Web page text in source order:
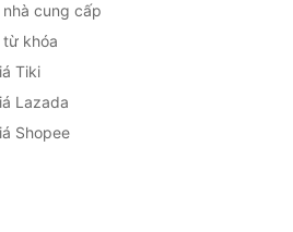
nhà cung cấp
từ khóa
Tiki
Lazada
Shopee